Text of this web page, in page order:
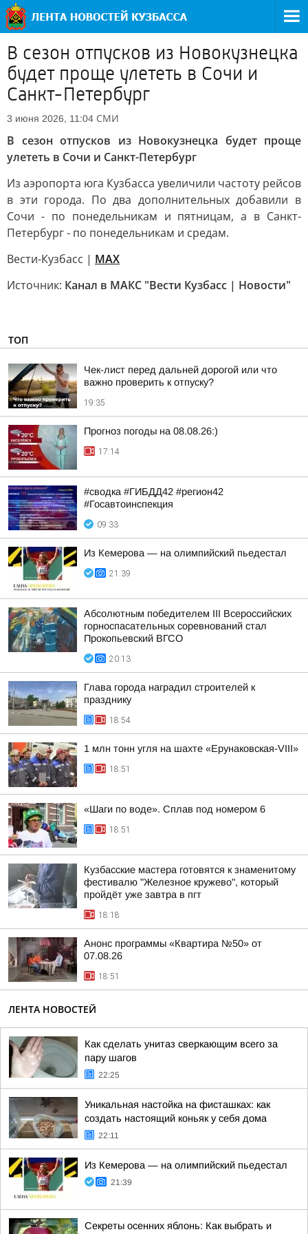
В сезон отпусков из Новокузнецка
будет проще улететь в Сочи и
Санкт-Петербург
3 июня 2026, 11:04 СМИ
В сезон отпусков из Новокузнецка будет проще
улететь в Сочи и Санкт-Петербург
Из аэропорта юга Кузбасса увеличили частоту рейсов
в эти города. По два дополнительных добавили в
Сочи - по понедельникам и пятницам, а в Санкт-
Петербург - по понедельникам и средам.
Вести-Кузбасс | MAX
Источник: Канал в МАКС "Вести Кузбасс | Новости"
ТОП
Чек-лист перед дальней дорогой или что
важно проверить к отпуску?
19:35
Прогноз погоды на 08.08.26:)
17:14
#сводка #ГИБДД42 #регион42
#Госавтоинспекция
09:33
Из Кемерова — на олимпийский пьедестал
21:39
Абсолютным победителем III Всероссийских
горноспасательных соревнований стал
Прокопьевский ВГСО
20:13
Глава города наградил строителей к
празднику
18:54
1 млн тонн угля на шахте «Ерунаковская-VIII»
18:51
«Шаги по воде». Сплав под номером 6
18:51
Кузбасские мастера готовятся к знаменитому
фестивалю "Железное кружево", который
пройдёт уже завтра в пгт
18:18
Анонс программы «Квартира №50» от
07.08.26
18:51
ЛЕНТА НОВОСТЕЙ
Как сделать унитаз сверкающим всего за
пару шагов
22:25
Уникальная настойка на фисташках: как
создать настоящий коньяк у себя дома
22:11
Из Кемерова — на олимпийский пьедестал
21:39
Секреты осенних яблонь: Как выбрать и